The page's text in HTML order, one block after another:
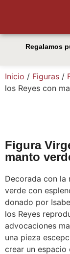
Regalamos
Inicio / Figuras /
los Reyes con
Figura
manto
Decorada con
verde con
donado por
los Reyes
advocaciones
una pieza
crear un espacio